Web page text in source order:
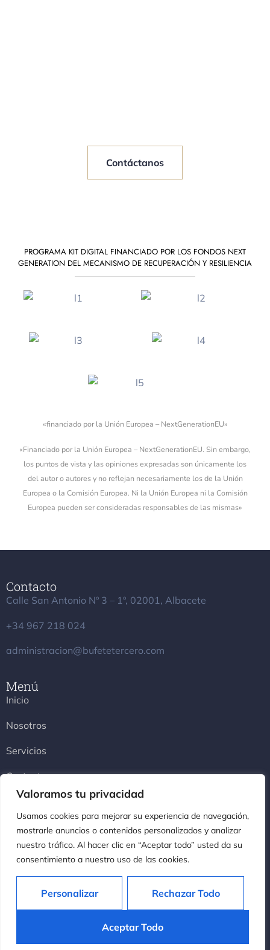
Valoramos tu privacidad
Usamos cookies para mejorar su experiencia de navegación,
mostrarle anuncios o contenidos personalizados y analizar
nuestro tráfico. Al hacer clic en “Aceptar todo” usted da su
consentimiento a nuestro uso de las cookies.
Personalizar Rechazar Todo
Aceptar Todo
Contáctanos
PROGRAMA KIT DIGITAL FINANCIADO POR LOS FONDOS NEXT
GENERATION DEL MECANISMO DE RECUPERACIÓN Y RESILIENCIA
«financiado por la Unión Europea – NextGenerationEU»
«Financiado por la Unión Europea – NextGenerationEU. Sin embargo,
los puntos de vista y las opiniones expresadas son únicamente los
del autor o autores y no reflejan necesariamente los de la Unión
Europea o la Comisión Europea. Ni la Unión Europea ni la Comisión
Europea pueden ser consideradas responsables de las mismas»
Contacto
Calle San Antonio Nº 3 – 1º, 02001, Albacete
+34 967 218 024
administracion@bufetetercero.com
Menú
Inicio
Nosotros
Servicios
Contacto
Legales
Política de Cookies
Política de Privacidad
Accesibilidad
Copyright © 2025 – Todos los derechos reservados.